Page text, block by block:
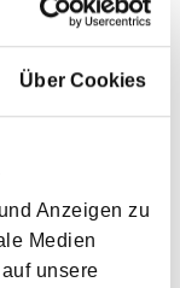
Über Cookies
Anzeigen zu
Medien
unsere